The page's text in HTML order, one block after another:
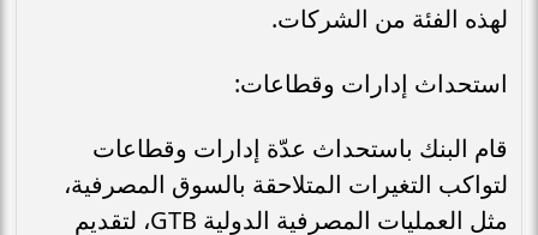
لهذه الفئة من الشركات.
استحداث إدارات وقطاعات:
قام البنك باستحداث عدّة إدارات وقطاعات
لتواكب التغيرات المتلاحقة بالسوق المصرفية،
مثل العمليات المصرفية الدولية GTB، لتقديم